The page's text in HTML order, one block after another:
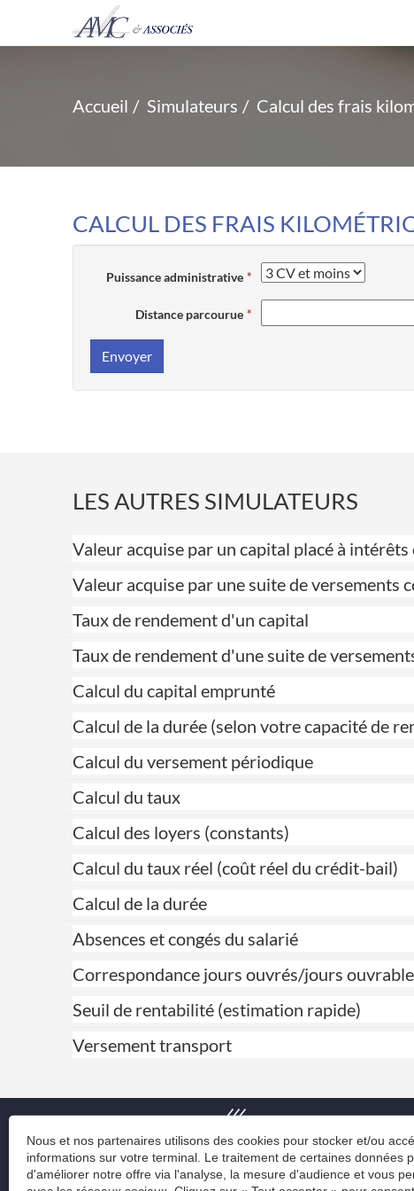
Accueil Simulateurs Calcul des frais
CALCUL DES FRAIS
Puissance administrative
Distance parcourue
Envoyer
LES AUTRES SIMULATEURS
Valeur acquise par un capital placé à
Valeur acquise par une suite de versements
Taux de rendement d'un capital
Taux de rendement d'une suite de
Calcul du capital emprunté
Calcul de la durée (selon votre capacité de
Calcul du versement périodique
Calcul du taux
Calcul des loyers (constants)
Calcul du taux réel (coût réel du crédit-bail)
Calcul de la durée
Absences et congés du salarié
Correspondance jours ouvrés/jours
Seuil de rentabilité (estimation rapide)
Versement transport
Nous et nos partenaires utilisons des cookies pour stocker et/ou
informations sur votre terminal. Le traitement de certaines données
d'améliorer notre offre via l'analyse, la mesure d'audience et vous